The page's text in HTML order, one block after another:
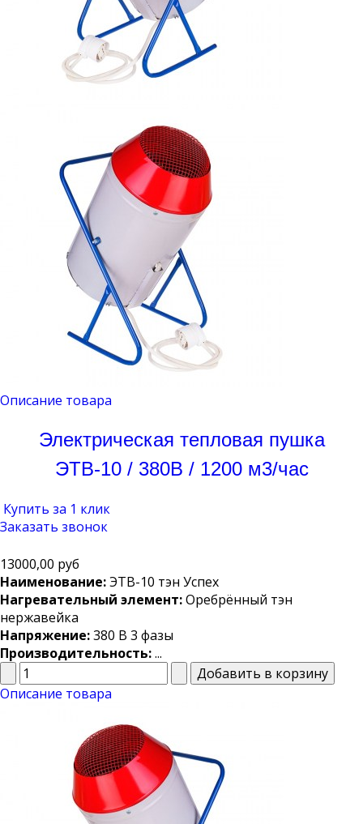
Описание товара
Электрическая тепловая пушка
ЭТВ-10 / 380В / 1200 м3/час
Купить за 1 клик
Заказать звонок
13000,00 руб
Наименование:ЭТВ-10 тэн Успех
Нагревательный элемент:Оребрённый тэн
нержавейка
Напряжение:380 В 3 фазы
Производительность:...
Описание товара